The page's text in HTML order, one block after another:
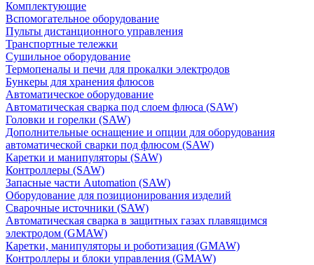
Комплектующие
Вспомогательное оборудование
Пульты дистанционного управления
Транспортные тележки
Сушильное оборудование
Термопеналы и печи для прокалки электродов
Бункеры для хранения флюсов
Автоматическое оборудование
Автоматическая сварка под слоем флюса (SAW)
Головки и горелки (SAW)
Дополнительные оснащение и опции для оборудования
автоматической сварки под флюсом (SAW)
Каретки и манипуляторы (SAW)
Контроллеры (SAW)
Запасные части Automation (SAW)
Оборудование для позиционирования изделий
Сварочные источники (SAW)
Автоматическая сварка в защитных газах плавящимся
электродом (GMAW)
Каретки, манипуляторы и роботизация (GMAW)
Контроллеры и блоки управления (GMAW)